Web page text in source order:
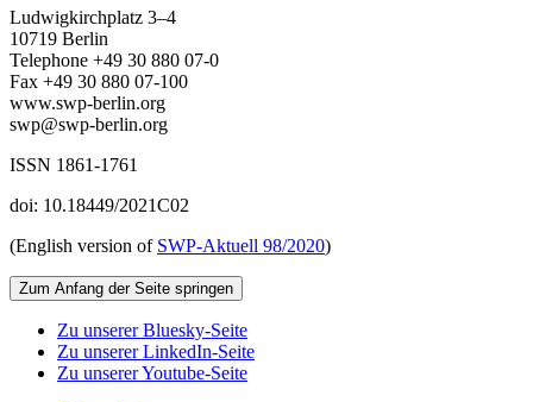
Ludwigkirchplatz 3–4
10719 Berlin
Telephone +49 30 880 07-0
Fax +49 30 880 07-100
www.swp-berlin.org
swp@swp-berlin.org
ISSN 1861-1761
doi: 10.18449/2021C02
(English version of SWP‑Aktuell 98/2020)
Zum Anfang der Seite springen
Zu unserer Bluesky-Seite
Zu unserer LinkedIn-Seite
Zu unserer Youtube-Seite